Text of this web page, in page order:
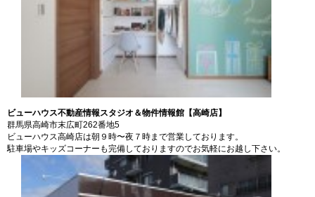
ビューハウス不動産情報スタジオ＆物件情報館【高崎店】
群馬県高崎市末広町262番地5
ビューハウス高崎店は朝９時〜夜７時まで営業しております。
駐車場やキッズコーナーも完備しておりますのでお気軽にお越し下さい。